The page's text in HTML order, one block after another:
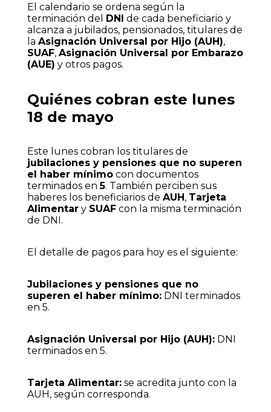
El calendario se ordena según la
terminación del DNI de cada beneficiario y
alcanza a jubilados, pensionados, titulares de
la Asignación Universal por Hijo (AUH),
SUAF, Asignación Universal por Embarazo
(AUE) y otros pagos.
Quiénes cobran este lunes
18 de mayo
Este lunes cobran los titulares de
jubilaciones y pensiones que no superen
el haber mínimocon documentos
terminados en5. También perciben sus
haberes los beneficiarios de AUH , Tarjeta
Alimentary SUAFcon la misma terminación
de DNI.
El detalle de pagos para hoy es el siguiente:
Jubilaciones y pensiones que no
superen el haber mínimo:DNI terminados
en 5.
Asignación Universal por Hijo (AUH):DNI
terminados en 5.
Tarjeta Alimentar:se acredita junto con la
AUH, según corresponda.